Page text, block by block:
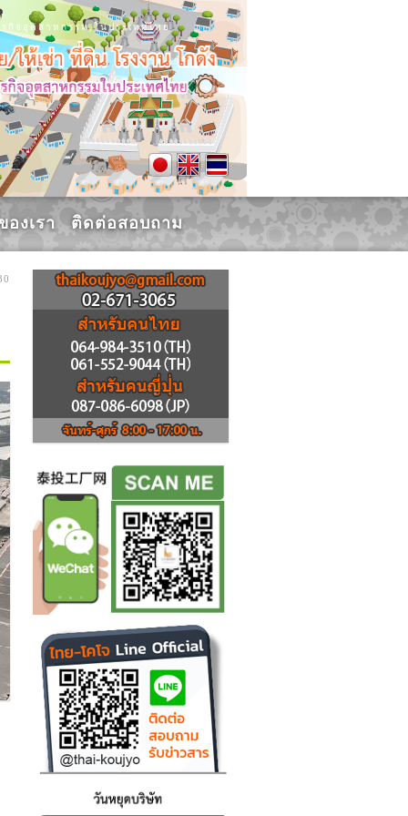
จอุตสาหกรรม,ในประเทศไทย
องเรา ติดต่อสอบถาม